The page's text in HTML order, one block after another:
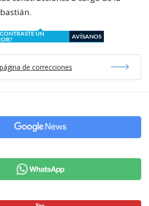
UN
AVÍSANOS
de correcciones